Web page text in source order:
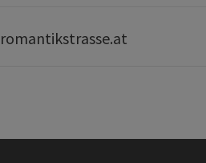
romantikstrasse.at